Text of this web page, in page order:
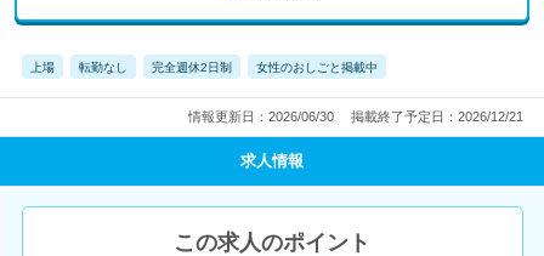
上場 転勤なし 完全週休2日制 女性のおしごと掲載中
情報更新日：2026/06/30 掲載終了予定日：2026/12/21
求人情報
この求人のポイント